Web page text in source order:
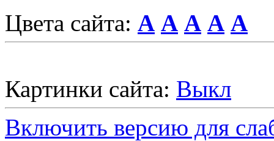
Цвета сайта: A A A A A
Картинки сайта: Выкл
Включить версию для